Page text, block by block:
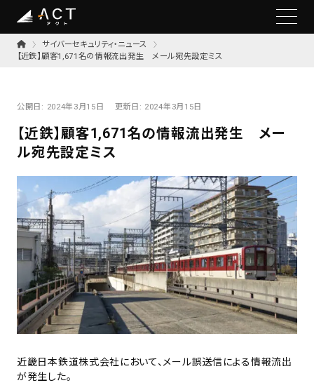
サイバーセキュリティ・ニュース
【近鉄】顧客1,671名の情報流出発生 メール宛先設定ミス
公開日: 2024年3月15日 更新日: 2024年3月15日
【近鉄】顧客1,671名の情報流出発生 メー
ル宛先設定ミス
近畿日本鉄道株式会社において、メール誤送信による情報流出
が発生した。